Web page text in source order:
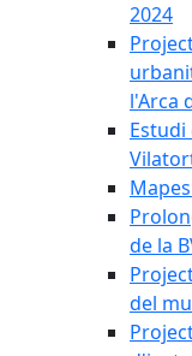
2024
l'Arca
de la
del